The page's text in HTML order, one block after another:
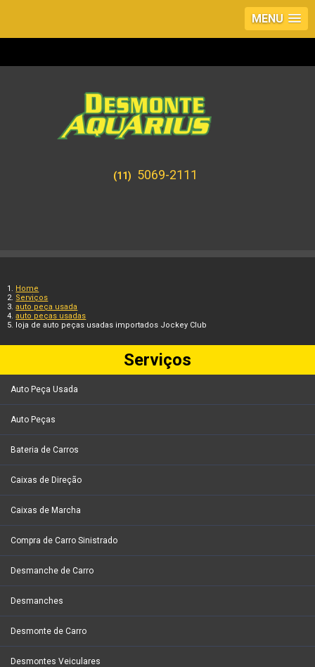
MENU
(11) 5069-2111
Home
Serviços
auto peça usada
auto peças usadas
loja de auto peças usadas importados Jockey Club
Serviços
Auto Peça Usada
Auto Peças
Bateria de Carros
Caixas de Direção
Caixas de Marcha
Compra de Carro Sinistrado
Desmanche de Carro
Desmanches
Desmonte de Carro
Desmontes Veiculares